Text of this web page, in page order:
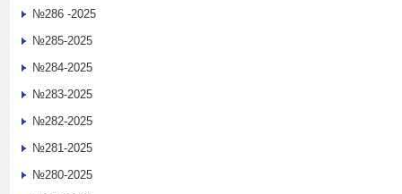
№286 -2025
№285-2025
№284-2025
№283-2025
№282-2025
№281-2025
№280-2025